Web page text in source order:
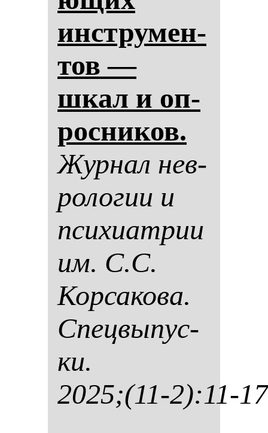
инстру­мен­
тов —
шкал и оп­
рос­ни­ков.
Жур­нал нев­
ро­ло­гии и
пси­хи­ат­рии
им. С.С.
Кор­са­ко­ва.
Спец­вы­пус­
ки.
2025;(11-2):11-17